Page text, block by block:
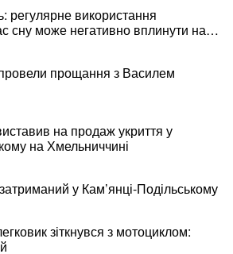
регулярне використання
сну може негативно вплинути на
прощання з Василем
на продаж укриття у
на Хмельниччині
у Кам’янці-Подільському
зіткнувся з мотоциклом: